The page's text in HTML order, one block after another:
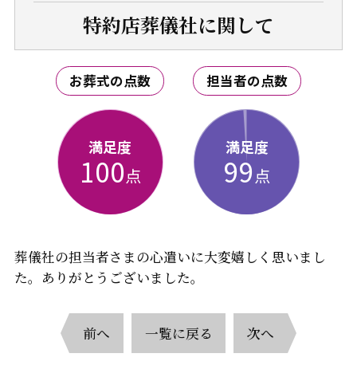
特約店葬儀社に関して
お葬式の点数
満足度
100点
担当者の点数
満足度
99点
葬儀社の担当者さまの心遣いに大変嬉しく思いまし
た。ありがとうございました。
前へ 一覧に戻る 次へ